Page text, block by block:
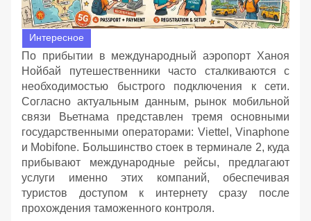
Интересное
По прибытии в международный аэропорт Ханоя
Нойбай путешественники часто сталкиваются с
необходимостью быстрого подключения к сети.
Согласно актуальным данным, рынок мобильной
связи Вьетнама представлен тремя основными
государственными операторами: Viettel, Vinaphone
и Mobifone. Большинство стоек в терминале 2, куда
прибывают международные рейсы, предлагают
услуги именно этих компаний, обеспечивая
туристов доступом к интернету сразу после
прохождения таможенного контроля.